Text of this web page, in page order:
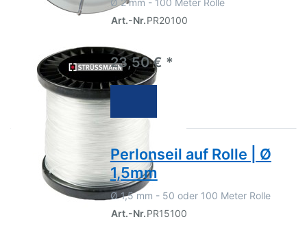
Ø 2 mm - 100 Meter Rolle
Art.-Nr.PR20100
23,50 € *
Perlonseil auf Rolle | Ø
1,5mm
Ø 1,5 mm - 50 oder 100 Meter Rolle
Art.-Nr.PR15100